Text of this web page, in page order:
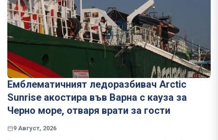
Емблематичният ледоразбивач Arctic
Sunrise акостира във Варна с кауза за
Черно море, отваря врати за гости
9 Август, 2026